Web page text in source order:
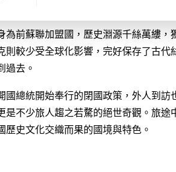
程特⾊】
為前蘇聯加盟國，歷史淵源千絲萬縷，
較少受全球化影響，完好保存了古代
過去。
國總統開始奉行的閉國政策，外人到訪
是不少旅人趨之若騖的絕世奇觀。旅途
史文化交織而果的國境與特色。